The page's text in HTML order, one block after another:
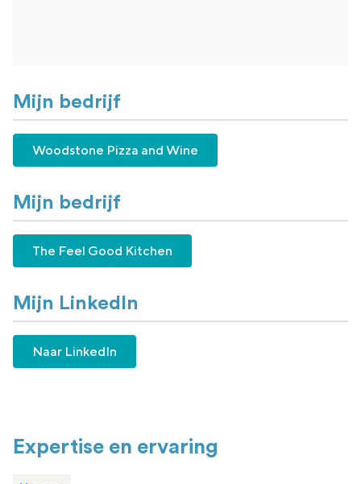
Mijn bedrijf
Woodstone Pizza and Wine
Mijn bedrijf
The Feel Good Kitchen
Mijn LinkedIn
Naar LinkedIn
Expertise en ervaring